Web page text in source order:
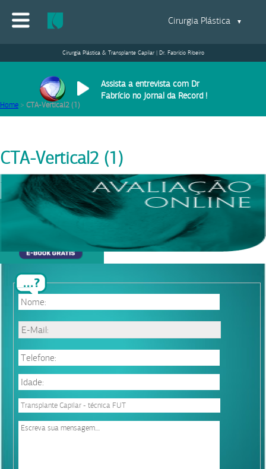
Cirurgia Plástica ▼
Cirurgia Plástica & Transplante Capilar | Dr. Fabrício Ribeiro
Assista a entrevista com Dr
Fabrício no Jornal da Record !
Home > CTA-Vertical2 (1)
CTA-Vertical2 (1)
12/01/2021|Equipe Dr. Fabrício Ribeiro